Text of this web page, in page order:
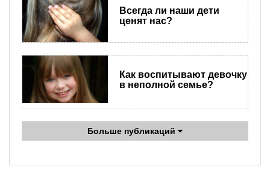
Всегда ли наши дети
ценят нас?
Как воспитывают девочку
в неполной семье?
Больше публикаций